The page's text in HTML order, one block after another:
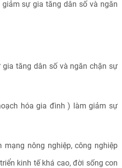
sự gia tăng dân số và ngăn
tăng dân số và ngăn chặn sự
hóa gia đình ) làm giảm sự
mạng nông nghiệp, công nghiệp
kinh tế khá cao, đời sống con